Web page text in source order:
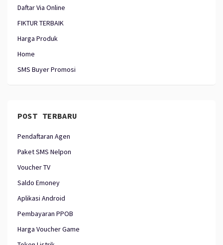
Daftar Via Online
FIKTUR TERBAIK
Harga Produk
Home
SMS Buyer Promosi
POST TERBARU
Pendaftaran Agen
Paket SMS Nelpon
Voucher TV
Saldo Emoney
Aplikasi Android
Pembayaran PPOB
Harga Voucher Game